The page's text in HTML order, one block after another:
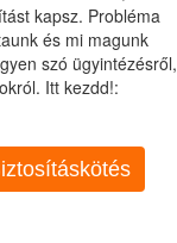
kapsz. Probléma
és mi magunk
szó ügyintézésről,
Itt kezdd!: